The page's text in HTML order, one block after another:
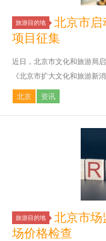
旅游目的地
北京市启
项目征集
近日，北京市文化和旅游局
《北京市扩大文化和旅游新
北京 资讯
旅游目的地
北京市场
场价格检查